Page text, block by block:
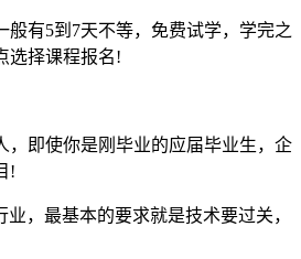
般有5到7天不等，免费试学，学完之
选择课程报名!
，即使你是刚毕业的应届毕业生，企
!
，最基本的要求就是技术要过关，